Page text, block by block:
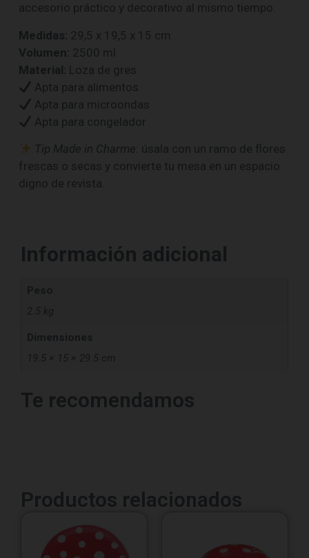
accesorio práctico y decorativo al mismo tiempo.
Medidas: 29,5 x 19,5 x 15 cm
Volumen: 2500 ml
Material: Loza de gres
Apta para alimentos
Apta para microondas
Apta para congelador
Tip Made in Charme : úsala con un ramo de flores
frescas o secas y convierte tu mesa en un espacio
digno de revista.
Información adicional
Dimensiones
19.5 × 15 × 29.5 cm
Te recomendamos
Productos relacionados